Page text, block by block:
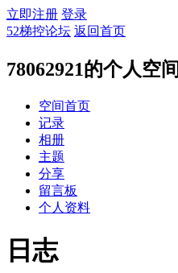
立即注册 登录
52梯控论坛 返回首页
78062921的个人空间
空间首页
记录
相册
主题
分享
留言板
个人资料
日志